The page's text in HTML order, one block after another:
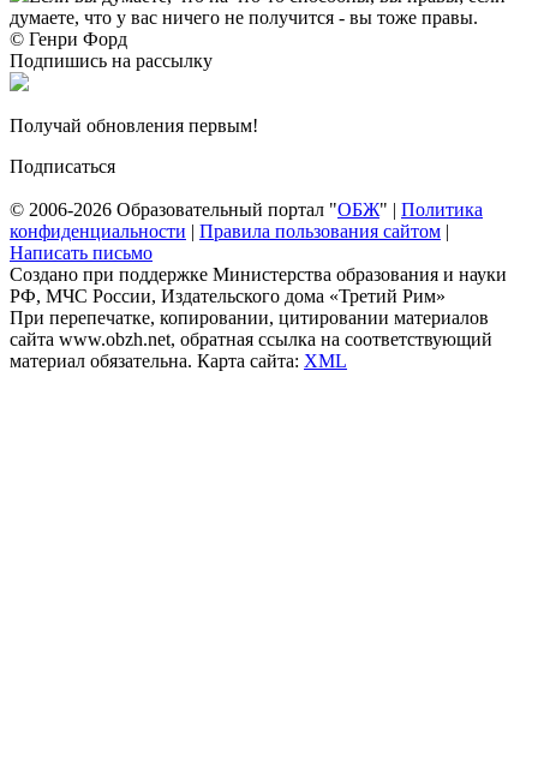
думаете, что у вас ничего не получится - вы тоже правы.
© Генри Форд
Подпишись на рассылку
Получай обновления первым!
Подписаться
© 2006-2026 Образовательный портал "ОБЖ" | Политика
конфиденциальности | Правила пользования сайтом |
Написать письмо
Создано при поддержке Министерства образования и науки
РФ, МЧС России, Издательского дома «Третий Рим»
При перепечатке, копировании, цитировании материалов
сайта www.obzh.net, обратная ссылка на соответствующий
материал обязательна. Карта сайта: XML